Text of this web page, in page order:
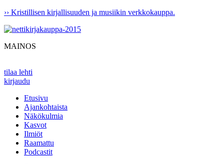
Mene
›› Kristillisen kirjallisuuden ja musiikin verkkokauppa.
MAINOS
tilaa lehti
kirjaudu
Etusivu
Ajankohtaista
Näkökulmia
Kasvot
Ilmiöt
Raamattu
Podcastit